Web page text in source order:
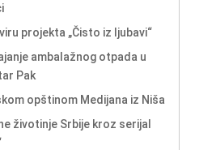
projekta „Čisto iz ljubavi“
ambalažnog otpada u
Pak
opštinom Medijana iz Niša
životinje Srbije kroz serijal